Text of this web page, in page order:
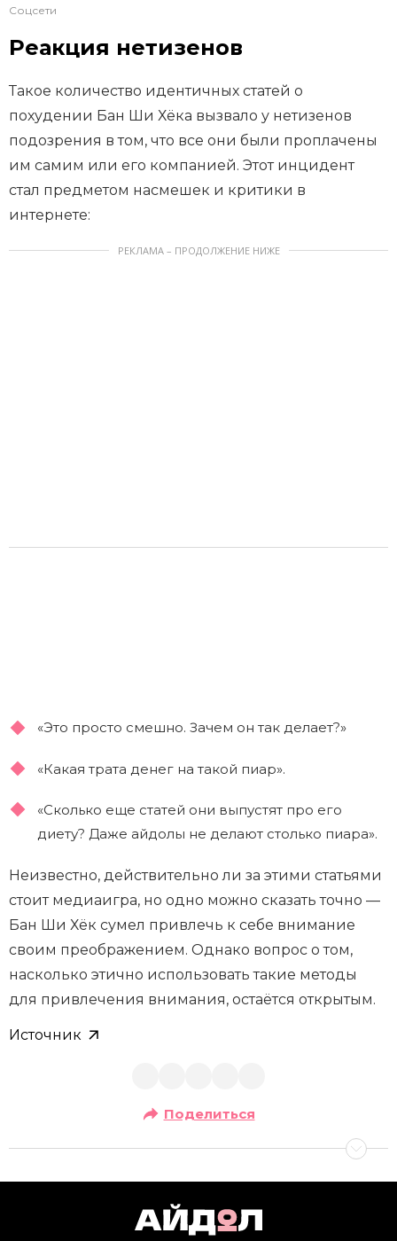
Соцсети
Реакция нетизенов
Такое количество идентичных статей о
похудении Бан Ши Хёка вызвало у нетизенов
подозрения в том, что все они были проплачены
им самим или его компанией. Этот инцидент
стал предметом насмешек и критики в
интернете:
РЕКЛАМА – ПРОДОЛЖЕНИЕ НИЖЕ
«Это просто смешно. Зачем он так делает?»
«Какая трата денег на такой пиар».
«Сколько еще статей они выпустят про его
диету? Даже айдолы не делают столько пиара».
Неизвестно, действительно ли за этими статьями
стоит медиаигра, но одно можно сказать точно —
Бан Ши Хёк сумел привлечь к себе внимание
своим преображением. Однако вопрос о том,
насколько этично использовать такие методы
для привлечения внимания, остаётся открытым.
Источник
Поделиться